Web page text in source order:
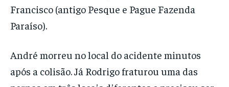
Francisco (antigo Pesque e Pague Fazenda
Paraíso).
André morreu no local do acidente minutos
após a colisão. Já Rodrigo fraturou uma das